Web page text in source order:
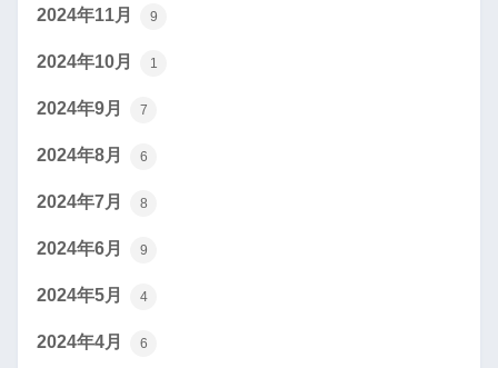
2024年11月 9
2024年10月 1
2024年9月 7
2024年8月 6
2024年7月 8
2024年6月 9
2024年5月 4
2024年4月 6